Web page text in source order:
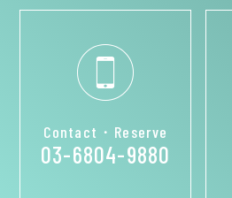
Contact・Reserve
03-6804-9880